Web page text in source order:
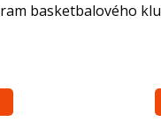
basketbalového